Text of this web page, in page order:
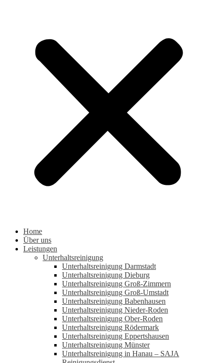
Home
Über uns
Leistungen
Unterhaltsreinigung
Unterhaltsreinigung Darmstadt
Unterhaltsreinigung Dieburg
Unterhaltsreinigung Groß-Zimmern
Unterhaltsreinigung Groß-Umstadt
Unterhaltsreinigung Babenhausen
Unterhaltsreinigung Nieder-Roden
Unterhaltsreinigung Ober-Roden
Unterhaltsreinigung Rödermark
Unterhaltsreinigung Eppertshausen
Unterhaltsreinigung Münster
Unterhaltsreinigung in Hanau – SAJA